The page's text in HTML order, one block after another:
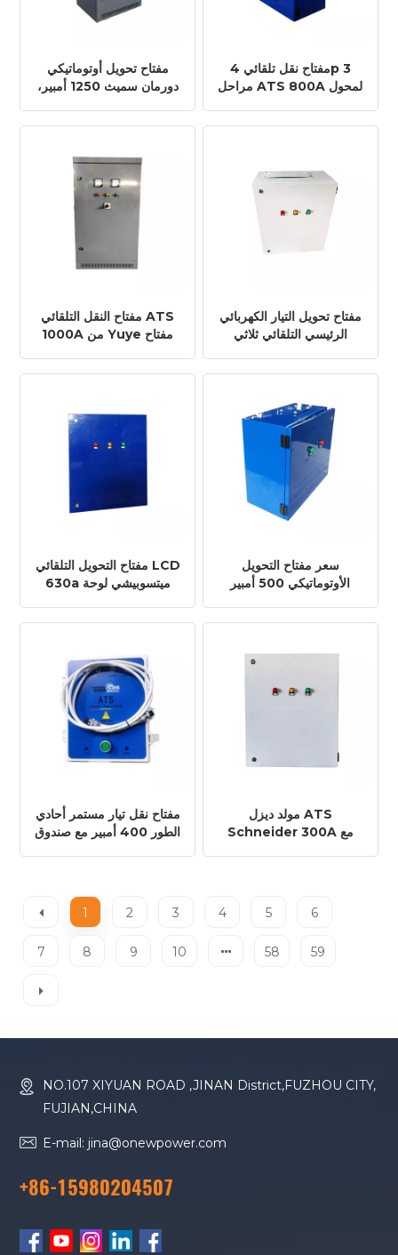
مفتاح تحويل أوتوماتيكي
دورمان سميث 1250 أمبير،
بتقنية بلوتوث
مفتاح نقل تلقائي 4p 3
مراحل ATS 800A لمحول
مفتاح النقل التلقائي ATS
1000A من Yuye مفتاح
التجاري لإمداد الطاقة
مفتاح تحويل التيار الكهربائي
الرئيسي التلقائي ثلاثي
بقوة 700 أمبير/700 أمبير،
كيلو فولت أمبير
مفتاح التحويل التلقائي LCD
630a ميتسوبيشي لوحة
سعر مفتاح التحويل
الأوتوماتيكي 500 أمبير
DC
مفتاح نقل تيار مستمر أحادي
الطور 400 أمبير مع صندوق
مولد ديزل ATS
Schneider 300A مع
1 2 3 4 5 6
7 8 9 10 58 59
NO.107 XIYUAN ROAD ,JINAN District,FUZHOU CITY,
FUJIAN,CHINA
E-mail: jina@onewpower.com
+86-15980204507